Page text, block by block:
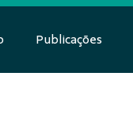
Publicações